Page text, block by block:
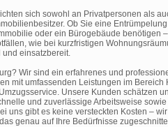
sich sowohl an Privatpersonen als
Ob Sie eine
oder ein Bürogebäude benötigen
wie bei kurzfristigen
und einsatzbereit.
Wir sind ein erfahrenes und
mit umfassenden Leistungen im Bereich
Unsere Kunden schätzen
und zuverlässige Arbeitsweise
uns gibt es keine versteckten Kosten –
genau auf Ihre Bedürfnisse